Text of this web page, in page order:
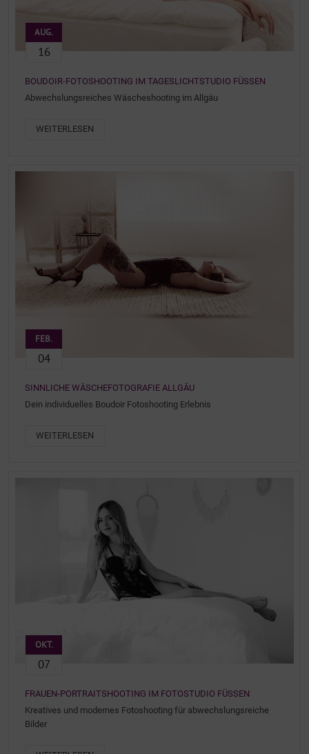
AUG.
16
BOUDOIR-FOTOSHOOTING IM TAGESLICHTSTUDIO FÜSSEN
Abwechslungsreiches Wäscheshooting im Allgäu
WEITERLESEN
FEB.
04
SINNLICHE WÄSCHEFOTOGRAFIE ALLGÄU
Dein individuelles Boudoir Fotoshooting Erlebnis
WEITERLESEN
OKT.
07
FRAUEN-PORTRAITSHOOTING IM FOTOSTUDIO FÜSSEN
Kreatives und modernes Fotoshooting für abwechslungsreiche
Bilder